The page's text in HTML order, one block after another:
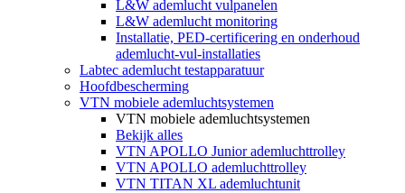
L&W ademlucht vulpanelen
L&W ademlucht monitoring
Installatie, PED-certificering en onderhoud
ademlucht-vul-installaties
Labtec ademlucht testapparatuur
Hoofdbescherming
VTN mobiele ademluchtsystemen
VTN mobiele ademluchtsystemen
Bekijk alles
VTN APOLLO Junior ademluchttrolley
VTN APOLLO ademluchttrolley
VTN TITAN XL ademluchtunit